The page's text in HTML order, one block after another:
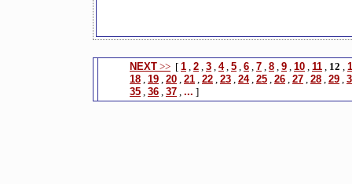
NEXT >> [ 1 , 2 , 3 , 4, 5 , 6 , 7 , 8 , 9 , 10 , 11 , 12 ,
18 , 19 , 20 , 21 , 22 , 23 , 24, 25 , 26 , 27 , 28 , 29 ,
35 , 36 , 37 , ... ]